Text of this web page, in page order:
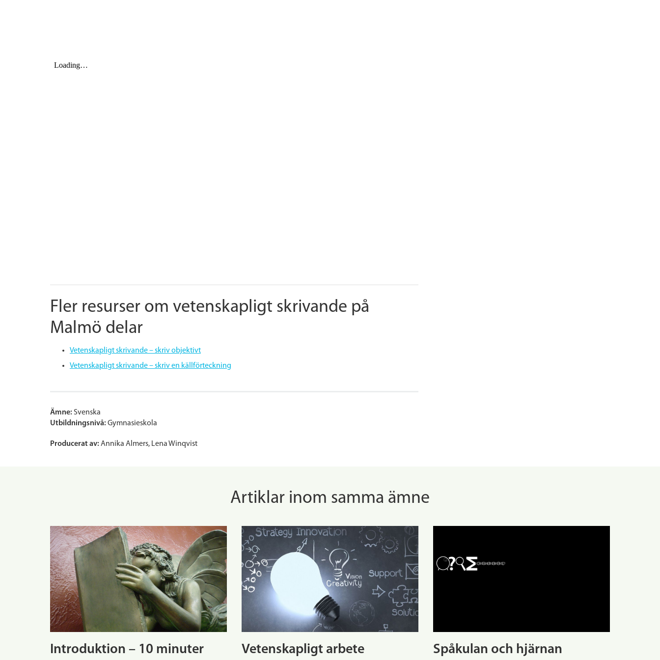
Fler resurser om vetenskapligt skrivande på
Malmö delar
Vetenskapligt skrivande – skriv objektivt
Vetenskapligt skrivande – skriv en källförteckning
Ämne: Svenska
Utbildningsnivå: Gymnasieskola
Producerat av: Annika Almers, Lena Winqvist
Artiklar inom samma ämne
Introduktion – 10 minuter Vetenskapligt arbete Spåkulan och hjärnan